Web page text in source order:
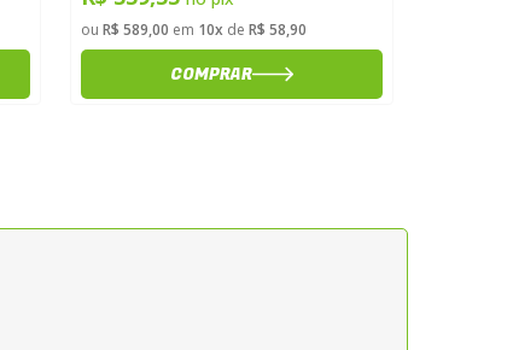
ou R$ 589,00 em 10xde R$ 58,90
COMPRAR